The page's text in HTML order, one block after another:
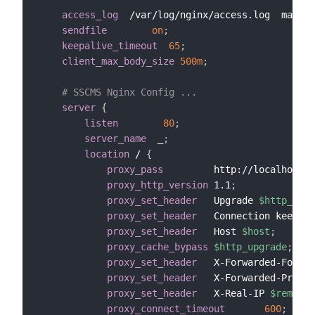
access_log
  /var/log/nginx/access.log  main
sendfile
on;
keepalive_timeout
65;
client_max_body_size 500m;
# SSCMS Nginx Config ...
server {
listen
80;
server_name
;
location / {
proxy_pass
http://
proxy_http_version 1.1;
proxy_set_header
   Upgrade
proxy_set_header
Connection keep-
proxy_set_header
   Host
$host ;
proxy_cache_bypass
$http_upgrade;
proxy_set_header
   X-Forwarded-For
proxy_set_header
   X-Forwarded-Proto
proxy_set_header
   X-Real-IP
proxy_connect_timeout
600;